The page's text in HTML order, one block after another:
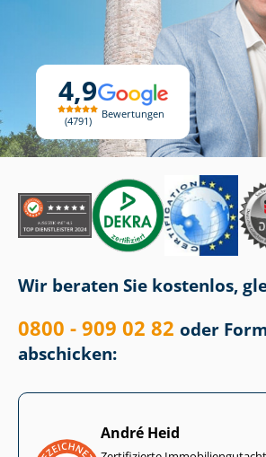
4,9
4791
Bewertungen
Wir beraten Sie kostenlos,
0800 - 909 02 82 oder
abschicken:
André Heid